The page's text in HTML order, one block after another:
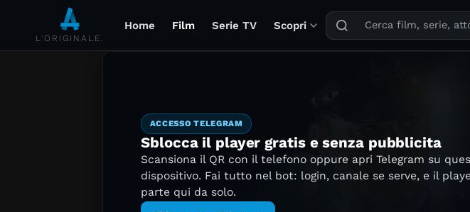
L'ORIGINALE.
Home Film Serie TV Scopri
Puoi cercare film, serie
ACCESSO TELEGRAM
Sblocca il player gratis e senza pubblicita
Scansiona il QR con il telefono oppure apri Telegram su
dispositivo. Fai tutto nel bot: login, canale se serve, e il
parte qui da solo.